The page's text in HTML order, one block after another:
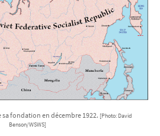
fondation en décembre 1922. [Photo: David
Benson/WSWS]